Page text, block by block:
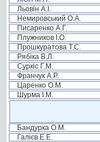
Льовін А.І.
Немировський О.А.
Писаренко А.Г.
Плужников І.О.
Прошкуратова Т.С.
Рябіка В.Л.
Суркіс Г.М.
Франчук А.Р.
Царенко О.М.
Шурма І.М.
Бандурка О.М.
Галієв Е.Е.